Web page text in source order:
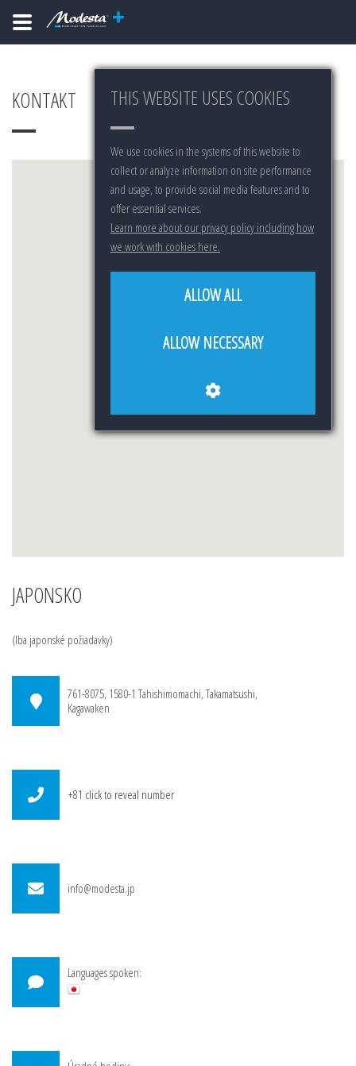
THIS WEBSITE USES COOKIES
We use cookies in the systems of this website to
collect or analyze information on site performance
and usage, to provide social media features and to
offer essential services.
Learn more about our privacy policy including how
we work with cookies here.
ALLOW ALL
ALLOW NECESSARY
KONTAKT
JAPONSKO
(Iba japonské požiadavky)
761-8075, 1580-1 Tahishimomachi, Takamatsushi,
Kagawaken
+81 click to reveal number
info@modesta.jp
Languages spoken: